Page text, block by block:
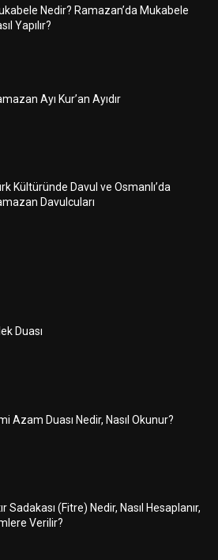
Nedir? Ramazan’da Mukabele
Yapılır?
Ayı Kur’an Ayıdır
Kültüründe Davul ve Osmanlı’da
Davulcuları
Duası
Azam Duası Nedir, Nasıl Okunur?
Sadakası (Fitre) Nedir, Nasıl Hesaplanır,
Verilir?